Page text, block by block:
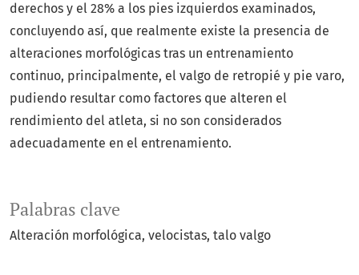
Palabras clave
Alteración morfológica, velocistas, talo valgo
derechos y el 28% a los pies izquierdos examinados,
concluyendo así, que realmente existe la presencia de
alteraciones morfológicas tras un entrenamiento
continuo, principalmente, el valgo de retropié y pie varo,
pudiendo resultar como factores que alteren el
rendimiento del atleta, si no son considerados
adecuadamente en el entrenamiento.